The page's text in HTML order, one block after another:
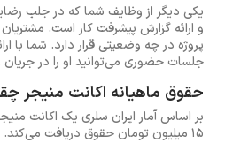
یکی دیگر از وظایف شما که در جلب
و ارائه گزارش پیشرفت کار است.
پروژه در چه وضعیتی قرار دارد. شما با
جلسات حضوری می‌توانید او را در جریان
حقوق ماهیانه اکانت منیجر
بر اساس آمار ایران سلری یک اکانت
15 میلیون تومان حقوق دریافت می‌کند.